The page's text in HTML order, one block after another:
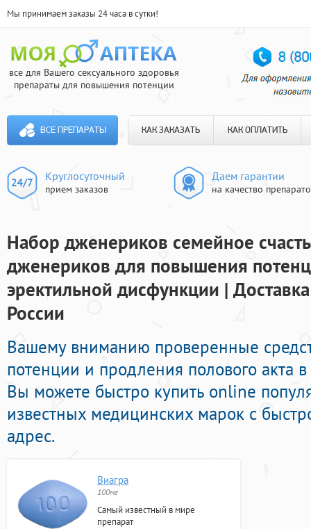
Мы принимаем заказы 24 часа в сутки!
все для Вашего сексуального здоровья
препараты для повышения потенции
ВСЕ ПРЕПАРАТЫ КАК ЗАКАЗАТЬ КАК ОПЛАТИТЬ
Круглосуточный
прием заказов
Даем гарантии
на качество
Набор дженериков семейное
дженериков для повышения
эректильной дисфункции |
России
Вашему вниманию проверенные
потенции и продления полового акта
Вы можете быстро купить online
известных медицинских марок с
адрес.
Виагра
100мг
Самый известный в мире
препарат